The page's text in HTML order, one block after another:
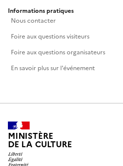
Informations pratiques
Nous contacter
Foire aux questions visiteurs
Foire aux questions organisateurs
En savoir plus sur l'événement
MINISTÈRE
DE LA CULTURE